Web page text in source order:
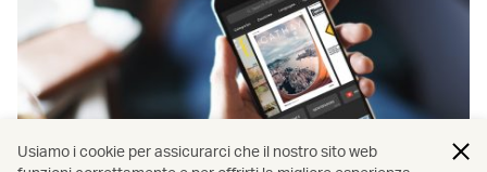
Usiamo i cookie per assicurarci che il nostro sito web